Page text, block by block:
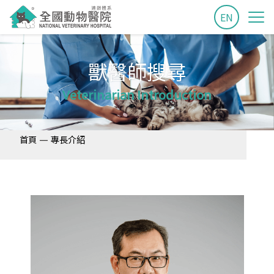
EN
獸醫師搜尋
Veterinarian Introduction
首頁 — 專長介紹